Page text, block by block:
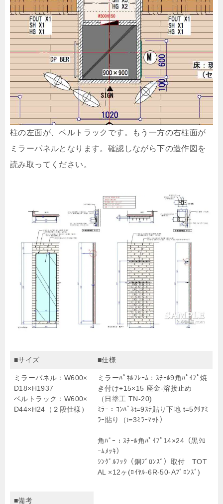
柱の左面が、ベルトラックです。もう一方の右柱面が
ミラーパネルとなります。確認しながら下の造作図を
読み取ってください。
■サイズ ■仕様
ミラーパネル：W600×
D18×H1937
ベルトラック： W600×
D44×H24（２段仕様）
ミラーﾊﾟﾈﾙﾌﾚｰﾑ：ｽﾁｰﾙ9角ﾊﾟｲﾌﾟ焼
き付け+15×15 座金-溶接止め
（日塗工 TN-20)
ﾐﾗｰ：ｺﾝﾊﾟﾈt=9ｽﾃ貼り下地 t=5ｸﾘｱﾐ
ﾗｰ貼り（t=3ﾐﾗｰﾏｯﾄ）
角ﾊﾞｰ：ｽﾁｰﾙ角ﾊﾟｲﾌﾟ14×24（黒ｸﾛ
ｰﾑﾒｯｷ）
ｼﾝｸﾞﾙﾌｯｸ（銅ﾌﾞﾛﾝｽﾞ）取付 TOT
AL ×12ヶ(ﾛｲﾔﾙ-6R-50-Aﾌﾞﾛﾝｽﾞ)
■備考